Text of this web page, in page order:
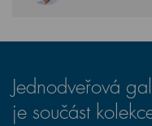
Jednodveřová
je součást